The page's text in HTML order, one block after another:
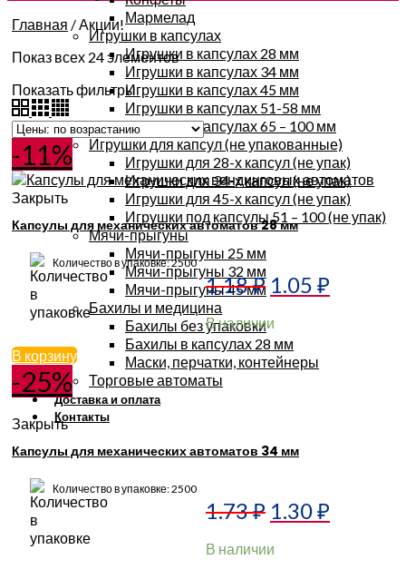
Мармелад
Игрушки в капсулах
Игрушки в капсулах 28 мм
Игрушки в капсулах 34 мм
Игрушки в капсулах 45 мм
Игрушки в капсулах 51-58 мм
Игрушки в капсулах 65 – 100 мм
Игрушки для капсул (не упакованные)
Игрушки для 28-х капсул (не упак)
Игрушки для 34-х капсул (не упак)
Игрушки для 45-х капсул (не упак)
Игрушки под капсулы 51 – 100 (не упак)
Мячи-прыгуны
Мячи-прыгуны 25 мм
Мячи-прыгуны 32 мм
Мячи-прыгуны 45 мм
Бахилы и медицина
Бахилы без упаковки
Бахилы в капсулах 28 мм
Маски, перчатки, контейнеры
Торговые автоматы
Доставка и оплата
Контакты
Главная /Акции!
Показ всех 24 элементов
Показать фильтры
-11%
Закрыть
Капсулы для механических автоматов 28 мм
Количество в упаковке: 2500
1.18₽ 1.05 ₽
В наличии
В корзину
-25%
Закрыть
Капсулы для механических автоматов 34 мм
Количество в упаковке: 2500
1.73₽ 1.30₽
В наличии